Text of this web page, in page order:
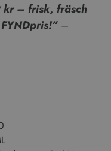
kr – frisk, fräsch
–